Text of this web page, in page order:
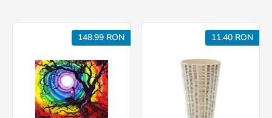
148.99 RON 11.40 RON